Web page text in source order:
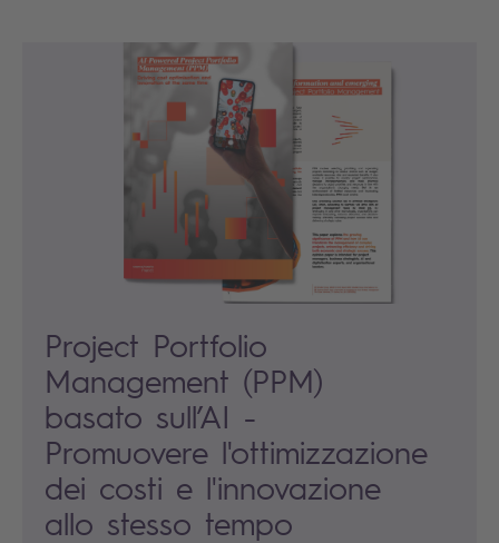
Project Portfolio
Management (PPM)
basato sull’AI -
Promuovere l'ottimizzazione
dei costi e l'innovazione
allo stesso tempo